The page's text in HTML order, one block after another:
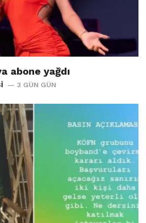
abone yağdı
3 GÜN GÜN